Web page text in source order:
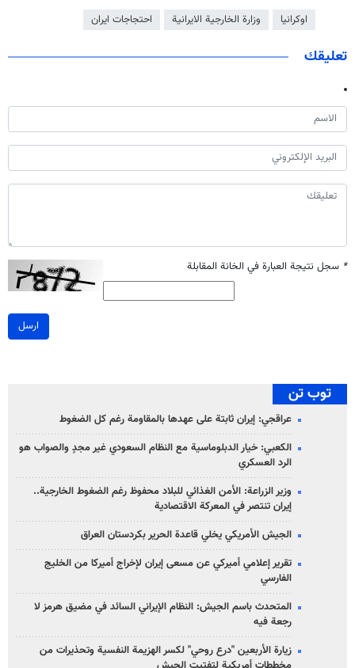
اوكرانيا وزارة الخارجية الايرانية احتجاجات ايران
تعليقك
* سجل نتيجة العبارة في الخانة المقابلة
ارسل
توب تن
عراقجي: إيران ثابتة على عهدها بالمقاومة رغم كل الضغوط
الكعبي: خيار الدبلوماسية مع النظام السعودي غير مجدٍ والصواب هو
الرد العسكري
وزير الزراعة: الأمن الغذائي للبلاد محفوظ رغم الضغوط الخارجية..
إيران تنتصر في المعركة الاقتصادية
الجيش الأمريكي يخلي قاعدة الحرير بكردستان العراق
تقرير إعلامي أميركي عن مسعى إيران لإخراج أميركا من الخليج
الفارسي
المتحدث باسم الجيش: النظام الإيراني السائد في مضيق هرمز لا
رجعة فيه
زيارة الأربعين "درع روحي" لكسر الهزيمة النفسية وتحذيرات من